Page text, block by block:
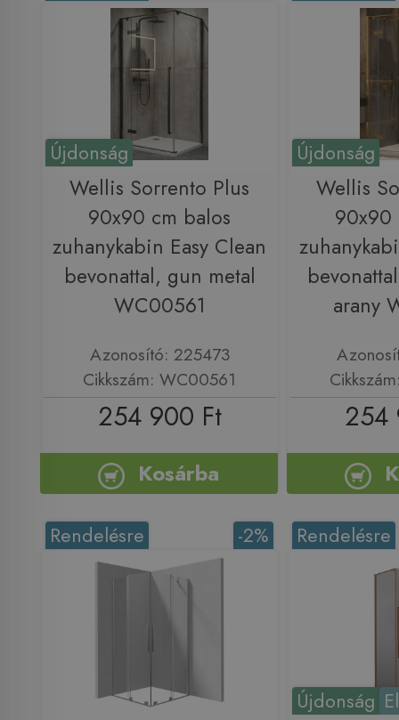
Újdonság
Wellis Sorrento Plus
90x90 cm balos
zuhanykabin Easy Clean
bevonattal, gun metal
WC00561
Azonosító: 225473
Cikkszám: WC00561
254 900 Ft
Kosárba
Újdonság
Wellis
90x90
arany
254
-2%
Rendelésre
Újdonság
Rendelésre